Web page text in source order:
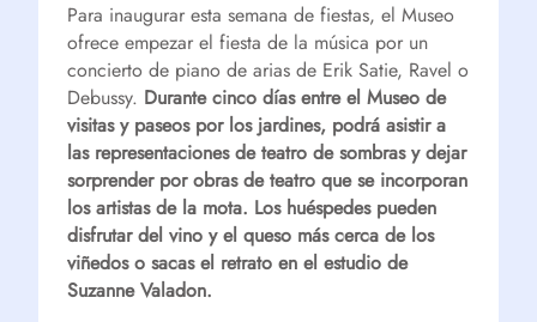
Para inaugurar esta semana de fiestas, el Museo
ofrece empezar el fiesta de la música por un
concierto de piano de arias de Erik Satie, Ravel o
Debussy. Durante cinco días entre el Museo de
visitas y paseos por los jardines, podrá asistir a
las representaciones de teatro de sombras y dejar
sorprender por obras de teatro que se incorporan
los artistas de la mota. Los huéspedes pueden
disfrutar del vino y el queso más cerca de los
viñedos o sacas el retrato en el estudio de
Suzanne Valadon.